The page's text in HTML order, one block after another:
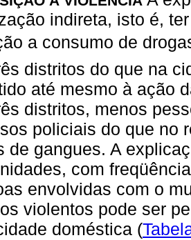
indireta, isto é,
a consumo de
distritos do que na
até mesmo à ação
distritos, menos
policiais do que no
de gangues. A
com
envolvidas com o
violentos pode ser
doméstica (